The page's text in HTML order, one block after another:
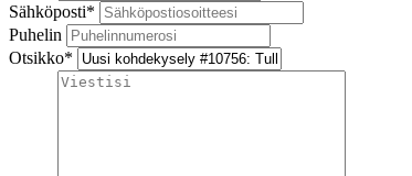
Sähköposti*
Puhelin
Otsikko*